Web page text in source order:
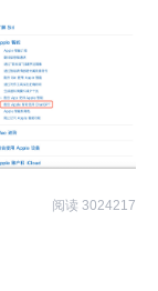
阅读 3024217